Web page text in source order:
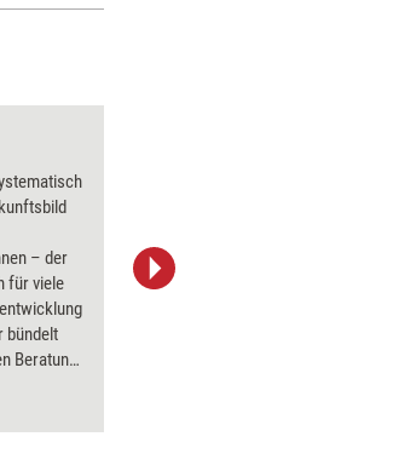
– der
für viele
bündelt
Beratung